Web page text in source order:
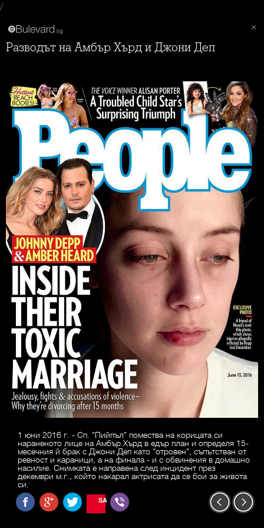
/
Разводът на Амбър Хърд и Джони Деп
1 юни 2016 г. - Сп. "Пийпъл" помества на корицата си
нараненото лице на Амбър Хърд в едър план и определя 15-
месечния й брак с Джони Деп като "отровен", съпътстван от
ревност и караници, а на финала - и с обвинения в домашно
насилие. Снимката е направена след инцидент през
декември м.г., който накарал актрисата да се бои за живота
си.
SAVE